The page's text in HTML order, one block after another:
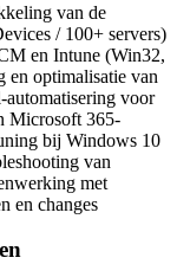
van de
/ 100+ servers)
en Intune (Win32,
optimalisatie van
voor
Microsoft 365-
bij Windows 10
van
met
en changes